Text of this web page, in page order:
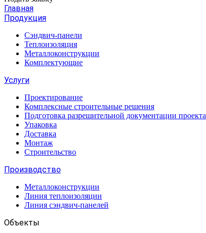
Главная
Продукция
Сэндвич-панели
Теплоизоляция
Металлоконструкции
Комплектующие
Услуги
Проектирование
Комплексные строительные решения
Подготовка разрешительной документации проекта
Упаковка
Доставка
Монтаж
Строительство
Производство
Металлоконструкции
Линия теплоизоляции
Линия сэндвич-панелей
Объекты